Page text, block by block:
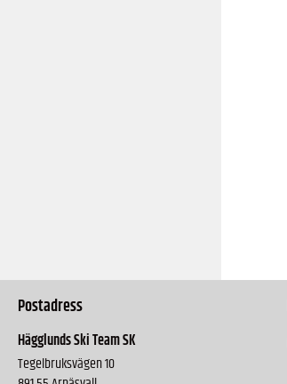
Postadress
Hägglunds Ski Team SK
Tegelbruksvägen 10